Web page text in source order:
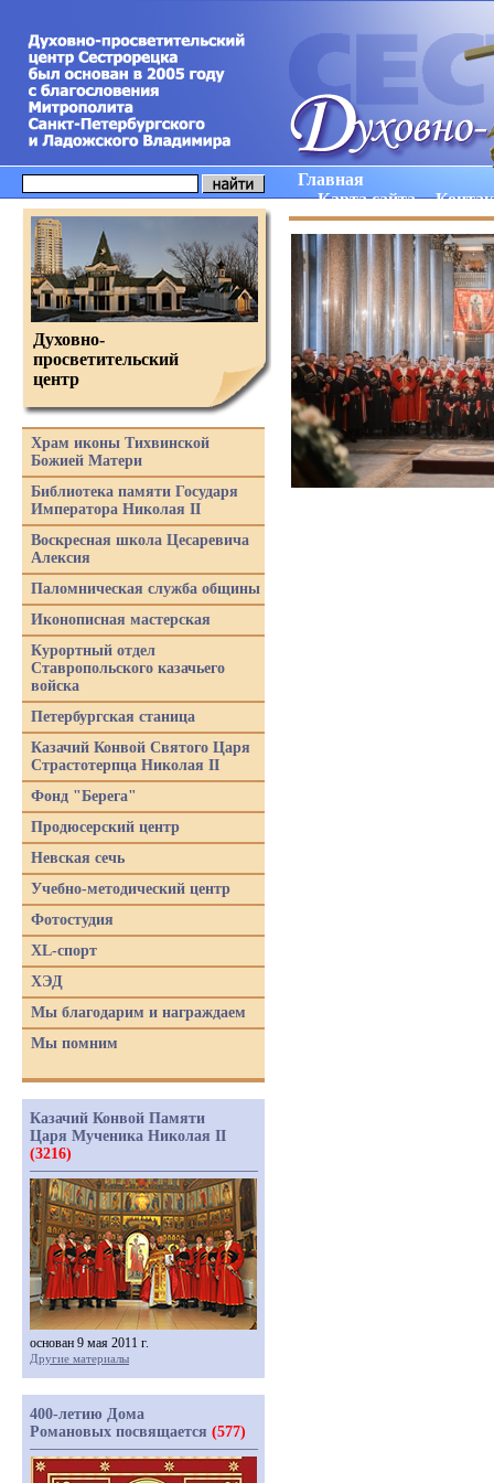
Главная
Карта сайта
Духовно-
просветительский
центр
Храм иконы Тихвинской
Божией Матери
Библиотека памяти Государя
Императора Николая II
Воскресная школа Цесаревича
Алексия
Паломническая служба общины
Иконописная мастерская
Курортный отдел
Ставропольского казачьего
войска
Петербургская станица
Казачий Конвой Святого Царя
Страстотерпца Николая II
Фонд "Берега"
Продюсерский центр
Невская сечь
Учебно-методический центр
Фотостудия
XL-спорт
ХЭД
Мы благодарим и награждаем
Мы помним
Казачий Конвой Памяти
Царя Мученика Николая II
(3216)
основан 9 мая 2011 г.
Другие материалы
400-летию Дома
Романовых посвящается (577)